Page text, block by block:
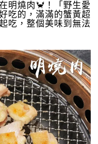
明燒肉🦀️！「野生愛
吃的，滿滿的蟹黃超
吃，整個美味到無法